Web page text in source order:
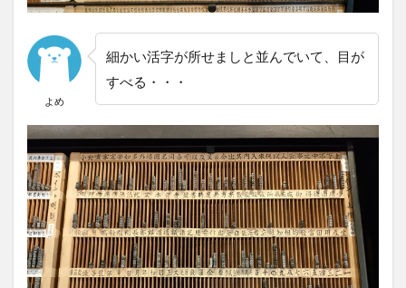
よめ
細かい活字が所せましと並んでいて、目が
すべる・・・